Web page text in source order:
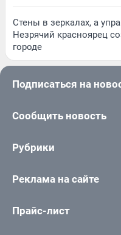
Стены в зеркалах, а
Незрячий красноярец
городе
Подписаться на
Сообщить новость
Рубрики
Реклама на сайте
Прайс-лист